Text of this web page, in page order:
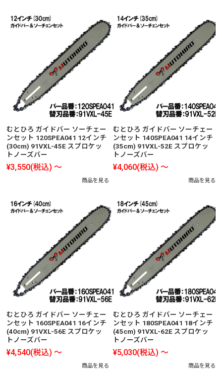
むとひろ ガイドバー ソーチェー
ンセット 120SPEA041 12インチ
(30cm) 91VXL-45E スプロケッ
トノーズバー
¥3,550(税込) ～
商品を見る
むとひろ ガイドバー ソーチェー
ンセット 140SPEA041 14インチ
(35cm) 91VXL-52E スプロケッ
トノーズバー
¥4,060(税込) ～
商品を見る
むとひろ ガイドバー ソーチェー
ンセット 160SPEA041 16インチ
(40cm) 91VXL-56E スプロケッ
トノーズバー
¥4,540(税込) ～
商品を見る
むとひろ ガイドバー ソーチェー
ンセット 180SPEA041 18インチ
(45cm) 91VXL-62E スプロケッ
トノーズバー
¥5,030(税込) ～
商品を見る